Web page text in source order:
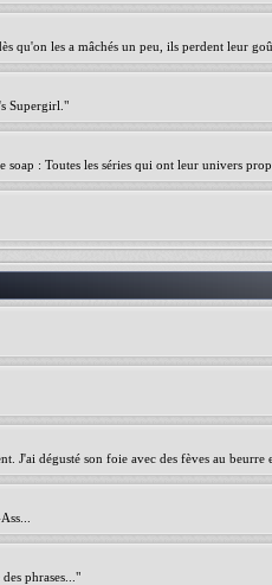
qu'on les a mâchés un peu, ils perdent leur
Supergirl."
soap : Toutes les séries qui ont leur univers
J'ai dégusté son foie avec des fèves au
phrases..."